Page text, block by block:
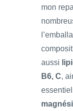
mon
aussi
B6, C,